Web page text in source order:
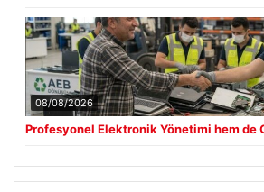
08/08/2026
Profesyonel Elektronik Yönetimi hem de